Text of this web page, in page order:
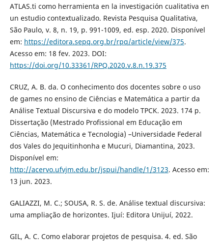
ATLAS.ti como herramienta en la investigación cualitativa en
un estudio contextualizado. Revista Pesquisa Qualitativa,
São Paulo, v. 8, n. 19, p. 991-1009, ed. esp. 2020. Disponível
em: https://editora.sepq.org.br/rpq/article/view/375.
Acesso em: 18 fev. 2023. DOI:
https://doi.org/10.33361/RPQ.2020.v.8.n.19.375
CRUZ, A. B. da. O conhecimento dos docentes sobre o uso
de games no ensino de Ciências e Matemática a partir da
Análise Textual Discursiva e do modelo TPCK. 2023. 174 p.
Dissertação (Mestrado Profissional em Educação em
Ciências, Matemática e Tecnologia) –Universidade Federal
dos Vales do Jequitinhonha e Mucuri, Diamantina, 2023.
Disponível em:
http://acervo.ufvjm.edu.br/jspui/handle/1/3123. Acesso em:
13 jun. 2023.
GALIAZZI, M. C.; SOUSA, R. S. de. Análise textual discursiva:
uma ampliação de horizontes. Ijuí: Editora Unijuí, 2022.
GIL, A. C. Como elaborar projetos de pesquisa. 4. ed. São